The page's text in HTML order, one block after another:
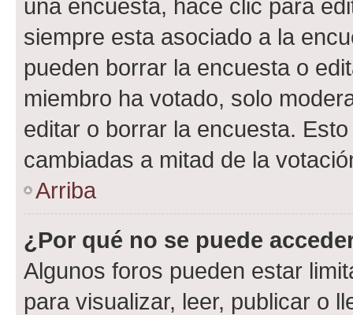
una encuesta, hace clic para
siempre esta asociado a la
pueden borrar la encuesta o
miembro ha votado, solo
editar o borrar la encuesta.
cambiadas a mitad de la
Arriba
¿Por qué no se puede
Algunos foros pueden estar
para visualizar, leer, publicar o